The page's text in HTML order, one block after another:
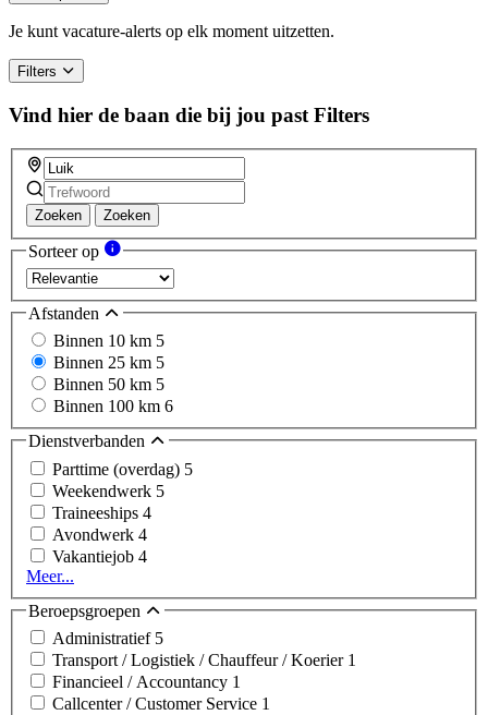
are
a
ignore
this
field
Je kunt vacature-alerts op elk moment uitzetten.
Filters
Vind hier de baan die bij jou past Filters
Zoeken Zoeken
Sorteer op
Afstanden
Binnen 10 km 5
Binnen 25 km 5
Binnen 50 km 5
Binnen 100 km 6
Dienstverbanden
Parttime (overdag) 5
Weekendwerk 5
Traineeships 4
Avondwerk 4
Vakantiejob 4
Meer...
Beroepsgroepen
Administratief 5
Transport / Logistiek / Chauffeur / Koerier 1
Financieel / Accountancy 1
Callcenter / Customer Service 1